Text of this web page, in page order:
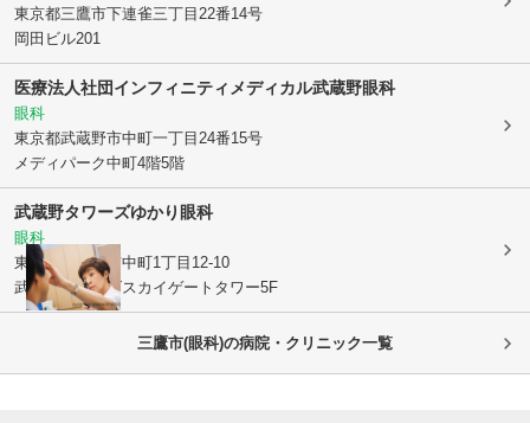
東京都三鷹市下連雀三丁目22番14号
岡田ビル201
医療法人社団インフィニティメディカル武蔵野眼科
眼科
東京都武蔵野市中町一丁目24番15号
メディパーク中町4階5階
武蔵野タワーズゆかり眼科
眼科
東京都武蔵野市中町1丁目12-10
武蔵野タワーズスカイゲートタワー5F
三鷹市(眼科)の病院・クリニック一覧